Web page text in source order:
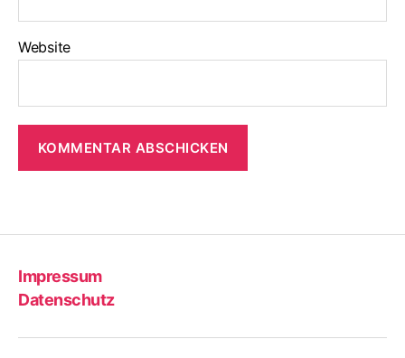
Website
Impressum
Datenschutz